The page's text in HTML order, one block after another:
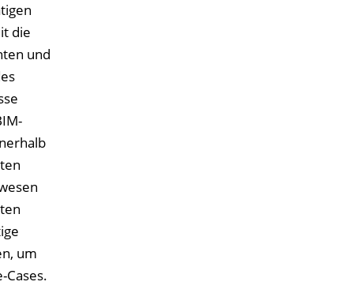
die
und
um